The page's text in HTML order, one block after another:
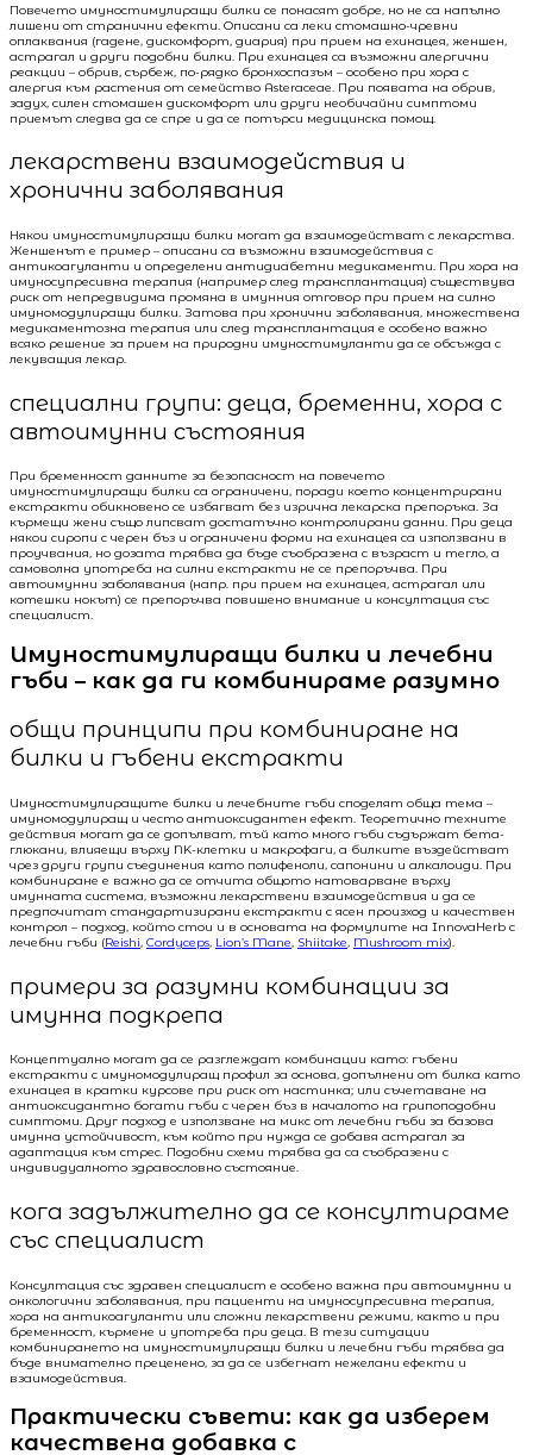
Повечето имуностимулиращи билки се понасят добре, но не са напълно
лишени от странични ефекти. Описани са леки стомашно-чревни
оплаквания (гадене, дискомфорт, диария) при прием на ехинацея, женшен,
астрагал и други подобни билки. При ехинацея са възможни алергични
реакции – обрив, сърбеж, по-рядко бронхоспазъм – особено при хора с
алергия към растения от семейство Asteraceae. При появата на обрив,
задух, силен стомашен дискомфорт или други необичайни симптоми
приемът следва да се спре и да се потърси медицинска помощ.
лекарствени взаимодействия и
хронични заболявания
Някои имуностимулиращи билки могат да взаимодействат с лекарства.
Женшенът е пример – описани са възможни взаимодействия с
антикоагуланти и определени антидиабетни медикаменти. При хора на
имуносупресивна терапия (например след трансплантация) съществува
риск от непредвидима промяна в имунния отговор при прием на силно
имуномодулиращи билки. Затова при хронични заболявания, множествена
медикаментозна терапия или след трансплантация е особено важно
всяко решение за прием на природни имуностимуланти да се обсъжда с
лекуващия лекар.
специални групи: деца, бременни, хора с
автоимунни състояния
При бременност данните за безопасност на повечето
имуностимулиращи билки са ограничени, поради което концентрирани
екстракти обикновено се избягват без изрична лекарска препоръка. За
кърмещи жени също липсват достатъчно контролирани данни. При деца
някои сиропи с черен бъз и ограничени форми на ехинацея са използвани в
проучвания, но дозата трябва да бъде съобразена с възраст и тегло, а
самоволна употреба на силни екстракти не се препоръчва. При
автоимунни заболявания (напр. при прием на ехинацея, астрагал или
котешки нокът) се препоръчва повишено внимание и консултация със
специалист.
Имуностимулиращи билки и лечебни
гъби – как да ги комбинираме разумно
общи принципи при комбиниране на
билки и гъбени екстракти
Имуностимулиращите билки и лечебните гъби споделят обща тема –
имуномодулиращ и често антиоксидантен ефект. Теоретично техните
действия могат да се допълват, тъй като много гъби съдържат бета-
глюкани, влияещи върху NK-клетки и макрофаги, а билките въздействат
чрез други групи съединения като полифеноли, сапонини и алкалоиди. При
комбиниране е важно да се отчита общото натоварване върху
имунната система, възможни лекарствени взаимодействия и да се
предпочитат стандартизирани екстракти с ясен произход и качествен
контрол – подход, който стои и в основата на формулите на InnovaHerb с
лечебни гъби (Reishi, Cordyceps, Lion’s Mane, Shiitake, Mushroom mix).
примери за разумни комбинации за
имунна подкрепа
Концептуално могат да се разглеждат комбинации като: гъбени
екстракти с имуномодулиращ профил за основа, допълнени от билка като
ехинацея в кратки курсове при риск от настинка; или съчетаване на
антиоксидантно богати гъби с черен бъз в началото на грипоподобни
симптоми. Друг подход е използване на микс от лечебни гъби за базова
имунна устойчивост, към който при нужда се добавя астрагал за
адаптация към стрес. Подобни схеми трябва да са съобразени с
индивидуалното здравословно състояние.
кога задължително да се консултираме
със специалист
Консултация със здравен специалист е особено важна при автоимунни и
онкологични заболявания, при пациенти на имуносупресивна терапия,
хора на антикоагуланти или сложни лекарствени режими, както и при
бременност, кърмене и употреба при деца. В тези ситуации
комбинирането на имуностимулиращи билки и лечебни гъби трябва да
бъде внимателно преценено, за да се избегнат нежелани ефекти и
взаимодействия.
Практически съвети: как да изберем
качествена добавка с